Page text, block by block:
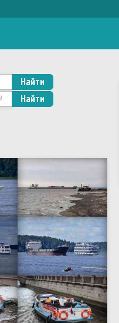
Найти
Найти